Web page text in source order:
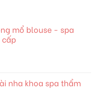
mổ blouse - spa
nha khoa spa thẩm